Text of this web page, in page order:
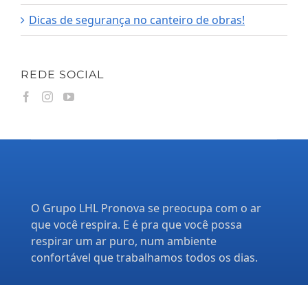
Dicas de segurança no canteiro de obras!
REDE SOCIAL
O Grupo LHL Pronova se preocupa com o ar
que você respira. E é pra que você possa
respirar um ar puro, num ambiente
confortável que trabalhamos todos os dias.